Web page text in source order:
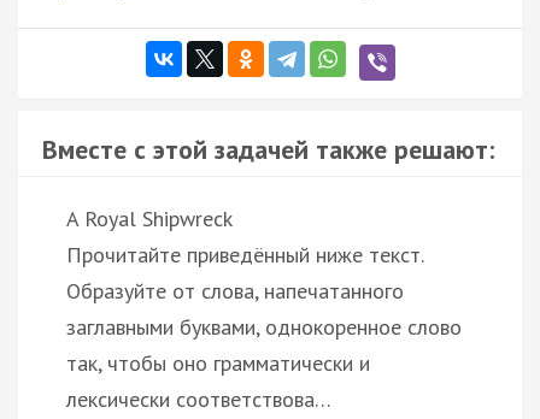
Вместе с этой задачей также решают:
A Royal Shipwreck
Прочитайте приведённый ниже текст.
Образуйте от слова, напечатанного
заглавными буквами, однокоренное слово
так, чтобы оно грамматически и
лексически соответствова…